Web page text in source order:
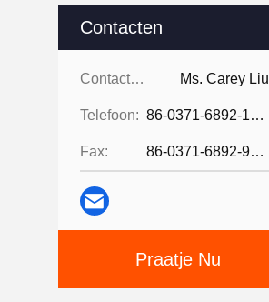
Rubber(30)
Metalen Golfcompensatoren
Contacten
Contacten: Ms. Carey Liu
Telefoon: 86-0371-6892-1527
Fax: 86-0371-6892-9024
Praatje Nu